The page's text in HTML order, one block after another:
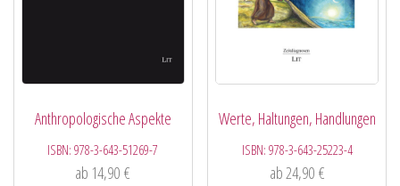
Anthropologische Aspekte
ISBN:978-3-643-51269-7
ab 14,90€
Werte, Haltungen, Handlungen
ISBN: 978-3-643-25223-4
ab24,90 €